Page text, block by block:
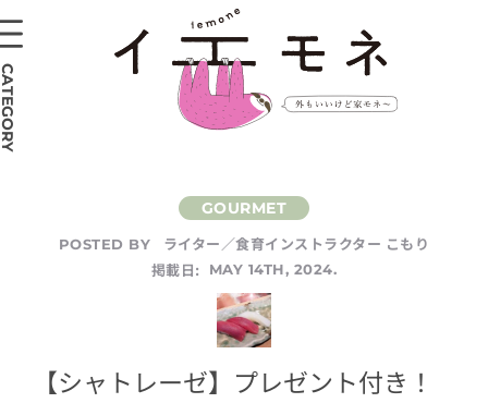
POSTED BY
ライター／食育インストラクター こもり
掲載日:
MAY 14TH, 2024.
【シャトレーゼ】プレゼント付き！